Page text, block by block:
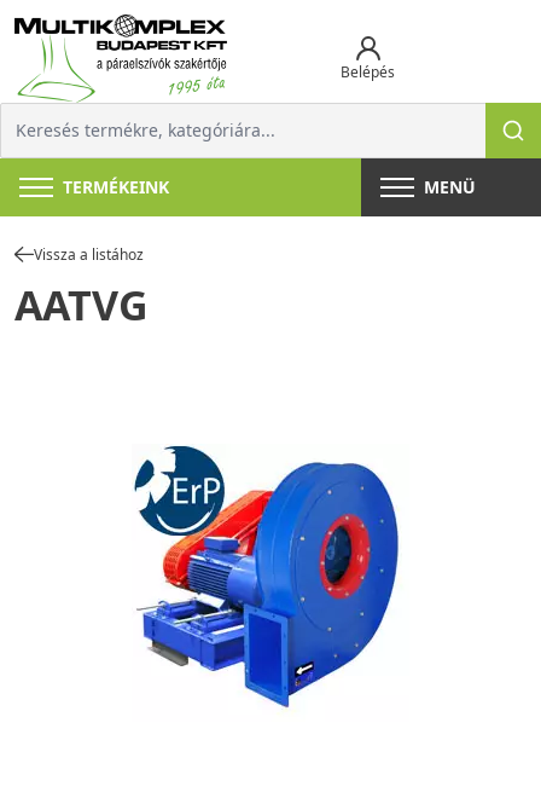
Belépés
TERMÉKEINK MENÜ
Vissza a listához
AATVG